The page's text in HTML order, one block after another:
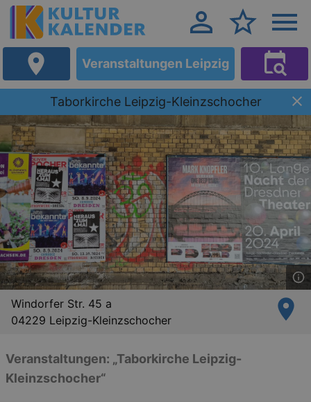
Veranstaltungen Leipzig
Taborkirche Leipzig-Kleinzschocher
Windorfer Str. 45 a
04229 Leipzig-Kleinzschocher
Veranstaltungen: „Taborkirche Leipzig-
Kleinzschocher“